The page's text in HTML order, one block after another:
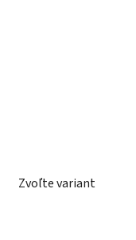
Zvoľte variant